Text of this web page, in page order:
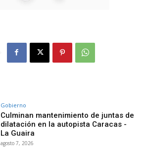
Gobierno
Culminan mantenimiento de juntas de
dilatación en la autopista Caracas -
La Guaira
agosto 7, 2026